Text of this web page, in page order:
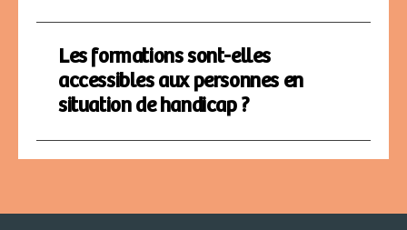
Les formations sont-elles
accessibles aux personnes en
situation de handicap ?